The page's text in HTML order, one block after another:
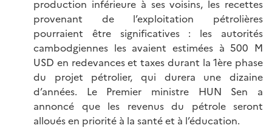
production inférieure à ses voisins, les recettes
provenant de l’exploitation pétrolières
pourraient être significatives : les autorités
cambodgiennes les avaient estimées à 500 M
USD en redevances et taxes durant la 1ère phase
du projet pétrolier, qui durera une dizaine
d’années. Le Premier ministre HUN Sen a
annoncé que les revenus du pétrole seront
alloués en priorité à la santé et à l’éducation.